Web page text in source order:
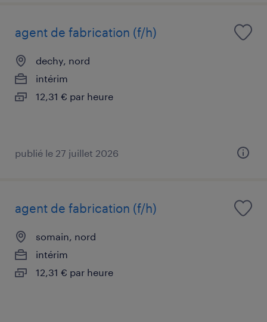
agent de fabrication (f/h)
dechy, nord
intérim
12,31 € par heure
publié le 27 juillet 2026
agent de fabrication (f/h)
somain, nord
intérim
12,31 € par heure